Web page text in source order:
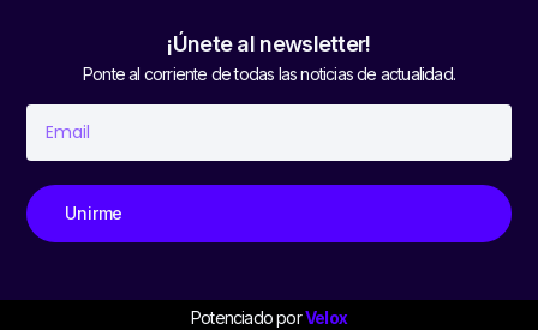
¡Únete al newsletter!
Ponte al corriente de todas las noticias de actualidad.
Unirme
Potenciado porVelox